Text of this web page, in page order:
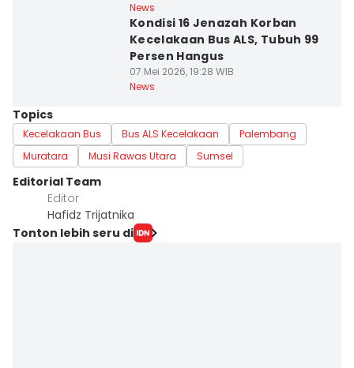
News
Kondisi 16 Jenazah Korban
Kecelakaan Bus ALS, Tubuh 99
Persen Hangus
07 Mei 2026, 19:28 WIB
News
Topics
Kecelakaan Bus Bus ALS Kecelakaan
Palembang
Muratara
Musi Rawas Utara Sumsel
Editorial Team
Editor
Hafidz Trijatnika
Tonton lebih seru di